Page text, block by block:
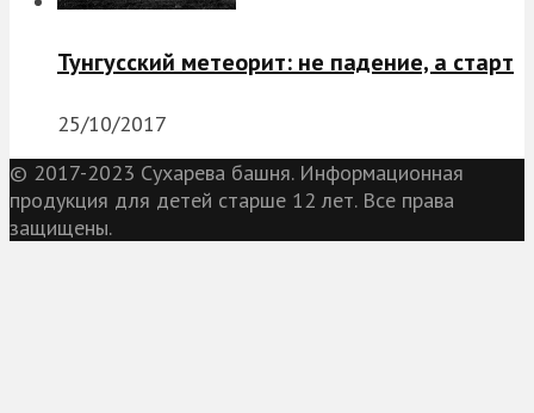
Тунгусский метеорит: не падение, а старт
25/10/2017
© 2017-2023 Сухарева башня. Информационная
продукция для детей старше 12 лет. Все права
защищены.